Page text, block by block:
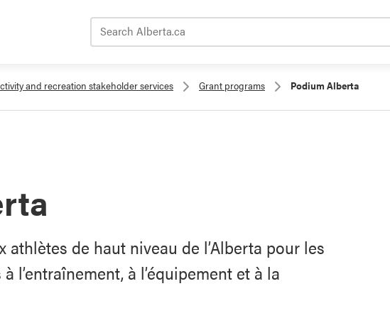
and recreation stakeholder services Grant programs Podium Alberta
de haut niveau de l’Alberta pour les
l’entraînement, à l’équipement et à la